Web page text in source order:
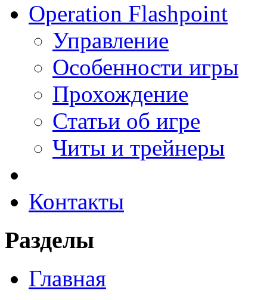
Operation Flashpoint
Управление
Особенности игры
Прохождение
Статьи об игре
Читы и трейнеры
Контакты
Разделы
Главная